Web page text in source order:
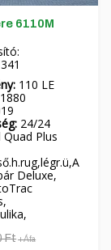
6110M
110 LE
1880
24/24
Plus
Deluxe,
Ft+Áfa